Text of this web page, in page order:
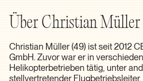
Über Christian Müller
Christian Müller (49) ist seit 2012
GmbH. Zuvor war er in
Helikopterbetrieben tätig, unter
stellvertretender